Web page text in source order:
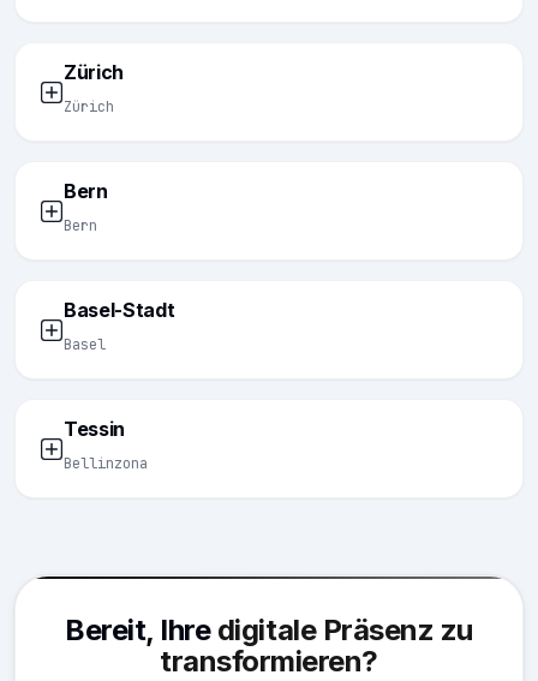
Zürich
Zürich
Bern
Bern
Basel-Stadt
Basel
Tessin
Bellinzona
Bereit, Ihre digitale Präsenz zu
transformieren?